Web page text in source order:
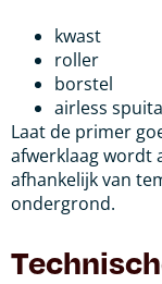
kwast
roller
borstel
airless
Laat de primer
afwerklaag wordt
afhankelijk van
ondergrond.